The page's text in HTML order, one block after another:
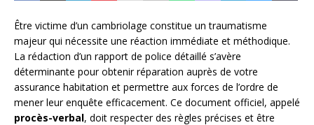
Être victime d’un cambriolage constitue un traumatisme
majeur qui nécessite une réaction immédiate et méthodique.
La rédaction d’un rapport de police détaillé s’avère
déterminante pour obtenir réparation auprès de votre
assurance habitation et permettre aux forces de l’ordre de
mener leur enquête efficacement. Ce document officiel, appelé
procès-verbal, doit respecter des règles précises et être